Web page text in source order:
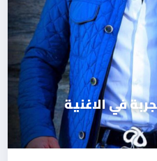
في الاغنية